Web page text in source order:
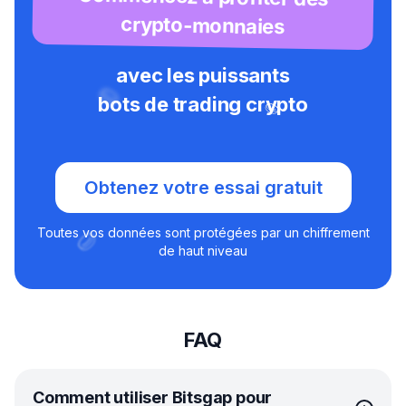
crypto-monnaies
avec les puissants
bots de trading crypto
Obtenez votre essai gratuit
Toutes vos données sont protégées par un chiffrement
de haut niveau
FAQ
Comment utiliser Bitsgap pour